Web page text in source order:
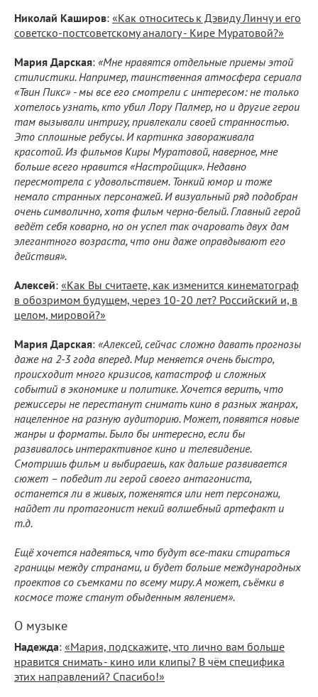
Николай Каширов: «Как относитесь к Дэвиду Линчу и его
советско-постсоветскому аналогу - Кире Муратовой?»
Мария Дарская: «Мне нравятся отдельные приемы этой
стилистики. Например, таинственная атмосфера сериала
«Твин Пикс» - мы все его смотрели с интересом: не только
хотелось узнать, кто убил Лору Палмер, но и другие герои
там вызывали интригу, привлекали своей странностью.
Это сплошные ребусы. И картинка завораживала
красотой. Из фильмов Киры Муратовой, наверное, мне
больше всего нравится «Настройщик». Недавно
пересмотрела с удовольствием. Тонкий юмор и тоже
немало странных персонажей. И визуальный ряд подобран
очень символично, хотя фильм черно-белый. Главный герой
ведёт себя коварно, но он успел так очаровать двух дам
элегантного возраста, что они даже оправдывают его
действия».
Алексей: «Как Вы считаете, как изменится кинематограф
в обозримом будущем, через 10-20 лет? Российский и, в
целом, мировой?»
Мария Дарская: «Алексей, сейчас сложно давать прогнозы
даже на 2-3 года вперед. Мир меняется очень быстро,
происходит много кризисов, катастроф и сложных
событий в экономике и политике. Хочется верить, что
режиссеры не перестанут снимать кино в разных жанрах,
нацеленное на разную аудиторию. Может, появятся новые
жанры и форматы. Было бы интересно, если бы
развивалось интерактивное кино и телевидение.
Смотришь фильм и выбираешь, как дальше развивается
сюжет – победит ли герой своего антагониста,
останется ли в живых, поженятся или нет персонажи,
найдет ли протагонист некий волшебный артефакт и
т.д.
Ещё хочется надеяться, что будут все-таки стираться
границы между странами, и будет больше международных
проектов со съемками по всему миру. А может, съёмки в
космосе тоже станут обыденным явлением».
О музыке
Надежда: «Мария, подскажите, что лично вам больше
нравится снимать - кино или клипы? В чём специфика
этих направлений? Спасибо!»